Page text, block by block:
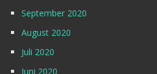
September 2020
August 2020
Juli 2020
Juni 2020